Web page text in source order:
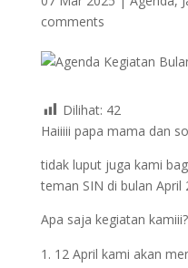
comments
Dilihat: 42
Haiiiii papa mama dan
tidak luput juga kami
teman SIN di bulan April
Apa saja kegiatan kamiii?
12 April kami akan